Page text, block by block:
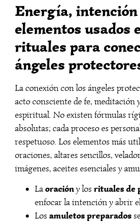
Energía,
elementos usados
rituales para
ángeles
La conexión con los ángeles
acto consciente de fe, meditación
espiritual. No existen fórmulas
absolutas; cada proceso es
respetuoso. Los elementos más
oraciones, altares sencillos,
imágenes, aceites esenciales y
Laoracióny los rituales de
enfocar la intención y abrir
Los amuletos preparados